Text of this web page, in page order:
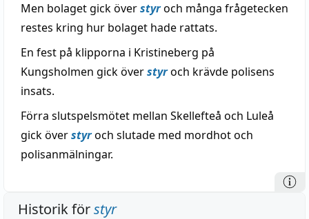
Men bolaget gick överstyroch många frågetecken
restes kring hur bolaget hade rattats.
En fest på klipporna i Kristineberg på
Kungsholmen gick överstyroch krävde polisens
insats.
Förra slutspelsmötet mellan Skellefteå och Luleå
gick överstyroch slutade med mordhot och
polisanmälningar.
Historik förstyr